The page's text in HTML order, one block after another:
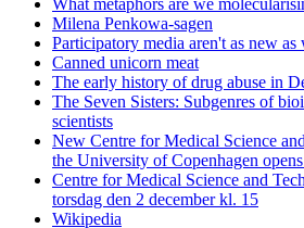
What metaphors are we
Milena Penkowa-sagen
Participatory media aren't as new as
Canned unicorn meat
The early history of drug abuse in
The Seven Sisters: Subgenres of
scientists
New Centre for Medical Science
the University of Copenhagen
Centre for Medical Science and
torsdag den 2 december kl. 15
Wikipedia